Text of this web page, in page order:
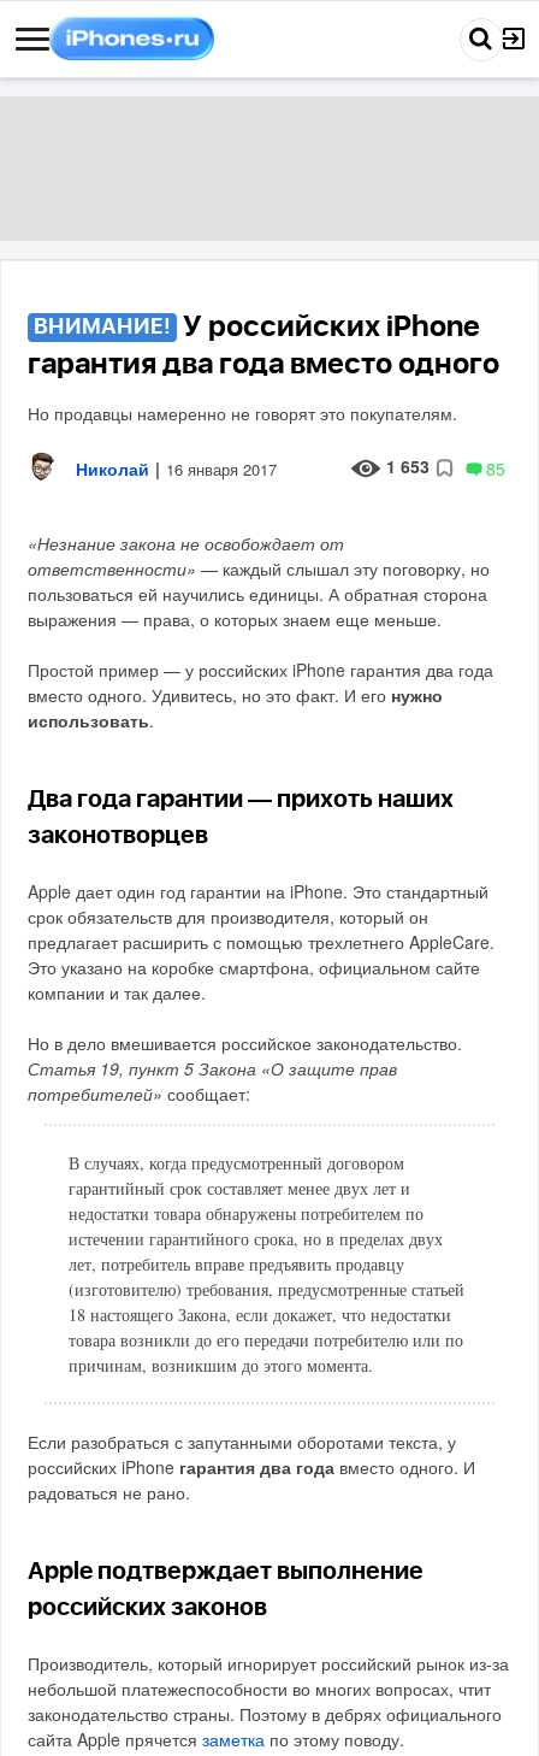
ВНИМАНИЕ!
У российских iPhone
гарантия два года вместо одного
Но продавцы намеренно не говорят это покупателям.
Николай | 16 января 2017 1 653 85
«Незнание закона не освобождает от
ответственности» — каждый слышал эту поговорку, но
пользоваться ей научились единицы. А обратная сторона
выражения — права, о которых знаем еще меньше.
Простой пример — у российских iPhone гарантия два года
вместо одного. Удивитесь, но это факт. И его нужно
использовать.
Два года гарантии — прихоть наших
законотворцев
Apple дает один год гарантии на iPhone. Это стандартный
срок обязательств для производителя, который он
предлагает расширить с помощью трехлетнего AppleCare.
Это указано на коробке смартфона, официальном сайте
компании и так далее.
Но в дело вмешивается российское законодательство.
Статья 19, пункт 5 Закона «О защите прав
потребителей» сообщает:
В случаях, когда предусмотренный договором
гарантийный срок составляет менее двух лет и
недостатки товара обнаружены потребителем по
истечении гарантийного срока, но в пределах двух
лет, потребитель вправе предъявить продавцу
(изготовителю) требования, предусмотренные статьей
18 настоящего Закона, если докажет, что недостатки
товара возникли до его передачи потребителю или по
причинам, возникшим до этого момента.
Если разобраться с запутанными оборотами текста, у
российских iPhone гарантия два года вместо одного. И
радоваться не рано.
Apple подтверждает выполнение
российских законов
Производитель, который игнорирует российский рынок из-за
небольшой платежеспособности во многих вопросах, чтит
законодательство страны. Поэтому в дебрях официального
сайта Apple прячетсязаметка по этому поводу.